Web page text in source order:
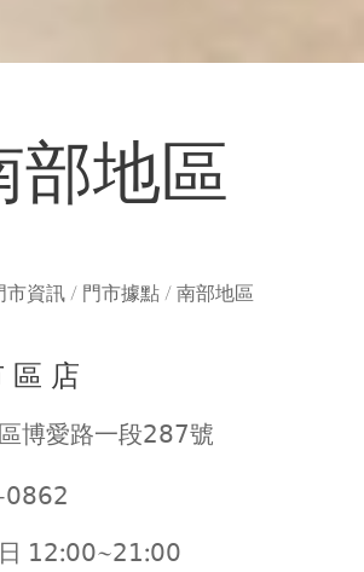
部地區
市資訊 / 門市據點 / 南部地區
區 店
博愛路一段𝟤𝟪𝟩號
𝟣𝟤:𝟢𝟢~𝟤𝟣:𝟢𝟢